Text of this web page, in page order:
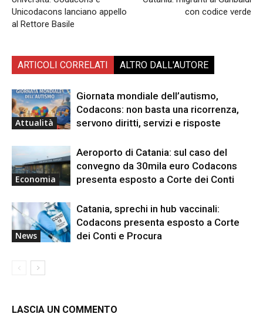
Unicodacons lanciano appello
al Rettore Basile
con codice verde
ARTICOLI CORRELATI ALTRO DALL'AUTORE
Attualità
Giornata mondiale dell’autismo,
Codacons: non basta una ricorrenza,
servono diritti, servizi e risposte
Economia
Aeroporto di Catania: sul caso del
convegno da 30mila euro Codacons
presenta esposto a Corte dei Conti
News
Catania, sprechi in hub vaccinali:
Codacons presenta esposto a Corte
dei Conti e Procura
LASCIA UN COMMENTO